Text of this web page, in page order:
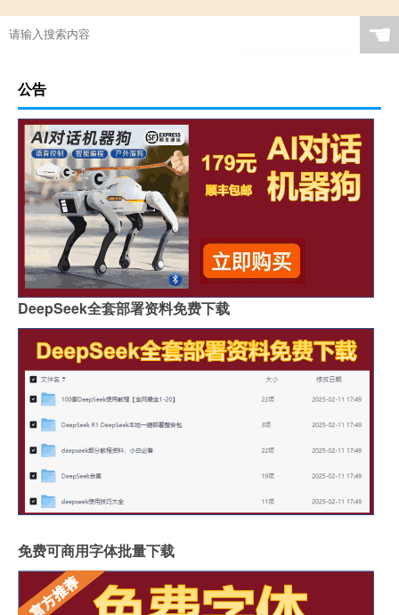
☚
公告
DeepSeek全套部署资料免费下载
免费可商用字体批量下载